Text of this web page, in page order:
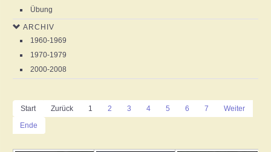
Übung
ARCHIV
1960-1969
1970-1979
2000-2008
Start Zurück 1 2 3 4 5 6 7
Weiter
Ende